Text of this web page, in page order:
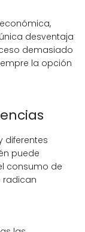
desventaja
demasiado
la opción
diferentes
puede
consumo de
radican